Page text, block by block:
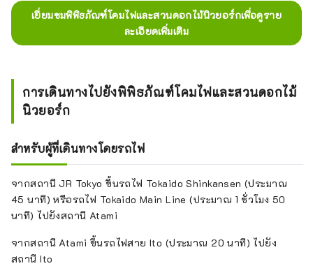
ด้วยท้องฟ้าสีครามและดอกไม้ที่บาน
สะพรั่งในทุกฤดูกาล ทุกจุดจึงเป็นจุดถ่าย
นเน็กซ์จัดแสดงผลงานกระจกสีอันวิจิตร
นอกจากนี้ ที่คาเฟ่ที่ตั้งอยู่ติดกับพิพิธ
ภัณฑ์แอนเน็กซ์ คุณยังสามารถ
เพลิดเพลินกับอาหารกลางวันและชา
ยามบ่าย พร้อมกับชมผลงานศิลปะโบ
ราณของทิฟฟานี่ได้อีกด้วย
เพลิดเพลินกับทิวทัศน์อันงดงามของสวน
เยี่ยมชมพิพิธภัณฑ์โคมไฟและสวนดอกไม้นิวยอร์กเพื่อดูราย
ละเอียดเพิ่มเติม
การเดินทางไปยังพิพิธภัณฑ์โคมไฟและสวนดอกไม้
นิวยอร์ก
สำหรับผู้ที่เดินทางโดยรถไฟ
จากสถานี JR Tokyo ขึ้นรถไฟ Tokaido Shinkansen (ประมาณ
45 นาที) หรือรถไฟ Tokaido Main Line (ประมาณ 1 ชั่วโมง 50
นาที) ไปยังสถานี Atami
จากสถานี Atami ขึ้นรถไฟสาย Ito (ประมาณ 20 นาที) ไปยัง
สถานี Ito